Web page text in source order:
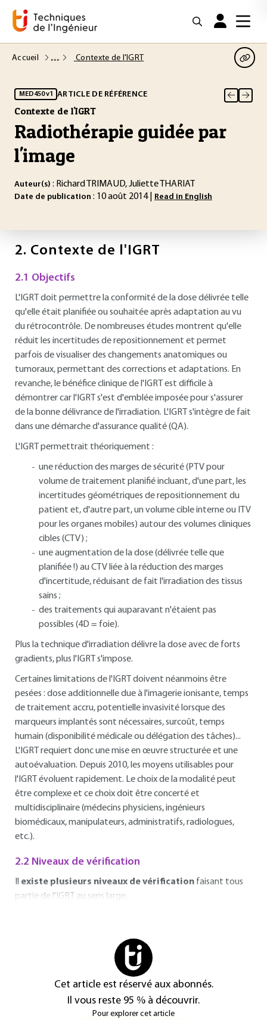
Accueil Contexte de l'IGRT
MED450 v1 ARTICLE DE RÉFÉRENCE
Contexte de l'IGRT
Radiothérapie guidée par
l'image
Auteur(s) : Richard TRIMAUD, Juliette THARIAT
Date de publication : 10 août 2014 | Read in English
2. Contexte de l'IGRT
2.1 Objectifs
L'IGRT doit permettre la conformité de la dose délivrée telle
qu'elle était planifiée ou souhaitée après adaptation au vu
du rétrocontrôle. De nombreuses études montrent qu'elle
réduit les incertitudes de repositionnement et permet
parfois de visualiser des changements anatomiques ou
tumoraux, permettant des corrections et adaptations. En
revanche, le bénéfice clinique de l'IGRT est difficile à
démontrer car l'IGRT s'est d'emblée imposée pour s'assurer
de la bonne délivrance de l'irradiation. L'IGRT s'intègre de fait
dans une démarche d'assurance qualité (QA).
L'IGRT permettrait théoriquement :
une réduction des marges de sécurité (PTV pour
volume de traitement planifié incluant, d'une part, les
incertitudes géométriques de repositionnement du
patient et, d'autre part, un volume cible interne ou ITV
pour les organes mobiles) autour des volumes cliniques
cibles (CTV) ;
une augmentation de la dose (délivrée telle que
planifiée !) au CTV liée à la réduction des marges
d'incertitude, réduisant de fait l'irradiation des tissus
sains ;
des traitements qui auparavant n'étaient pas
possibles (4D = foie).
Plus la technique d'irradiation délivre la dose avec de forts
gradients, plus l'IGRT s'impose.
Certaines limitations de l'IGRT doivent néanmoins être
pesées : dose additionnelle due à l'imagerie ionisante, temps
de traitement accru, potentielle invasivité lorsque des
marqueurs implantés sont nécessaires, surcoût, temps
humain (disponibilité médicale ou délégation des tâches)...
L'IGRT requiert donc une mise en œuvre structurée et une
autoévaluation. Depuis 2010, les moyens utilisables pour
l'IGRT évoluent rapidement. Le choix de la modalité peut
être complexe et ce choix doit être concerté et
multidisciplinaire (médecins physiciens, ingénieurs
biomédicaux, manipulateurs, administratifs, radiologues,
etc.).
2.2 Niveaux de vérification
Il existe plusieurs niveaux de vérification faisant tous
partie de l'IGRT au sens large.
Cet article est réservé aux abonnés.
Il vous reste 95 % à découvrir.
Pour explorer cet article